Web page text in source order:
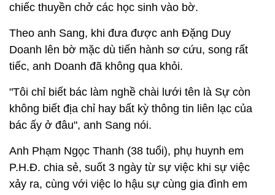
chiếc thuyền chở các học sinh vào bờ.
Theo anh Sang, khi đưa được anh Đặng Duy
Doanh lên bờ mặc dù tiến hành sơ cứu, song rất
tiếc, anh Doanh đã không qua khỏi.
"Tôi chỉ biết bác làm nghề chài lưới tên là Sự còn
không biết địa chỉ hay bất kỳ thông tin liên lạc của
bác ấy ở đâu", anh Sang nói.
Anh Phạm Ngọc Thanh (38 tuổi), phụ huynh em
P.H.Đ. chia sẻ, suốt 3 ngày từ sự việc khi sự việc
xảy ra, cùng với việc lo hậu sự cùng gia đình em